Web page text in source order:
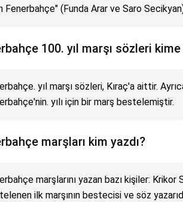
Fenerbahçe" (Funda Arar ve Saro
100. yıl marşı sözleri
yıl marşı sözleri, Kıraç'a aittir.
yılı için bir marş bestelemiştir.
marşları kim yazdı?
marşlarını yazan bazı kişiler:
ilk marşının bestecisi ve söz